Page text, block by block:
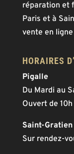
réparation et
Paris et à
vente en
HORAIRES
Pigalle
Du Mardi au
Ouvert de
Saint-Gratien
Sur rendez-